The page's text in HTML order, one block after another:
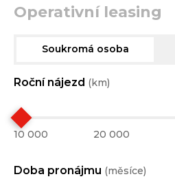
Operativní leasing
Soukromá osoba
Roční nájezd (km)
10 000 20 000
Doba pronájmu (měsíce)